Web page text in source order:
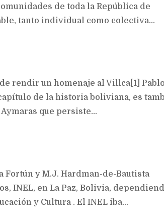
de toda la República de
tanto individual como colectiva...
rendir un homenaje al Villca[1] Pablo
de la historia boliviana, es
que persiste...
Fortún y M.J. Hardman-de-Bautista
INEL, en La Paz, Bolivia,
y Cultura . El INEL iba...